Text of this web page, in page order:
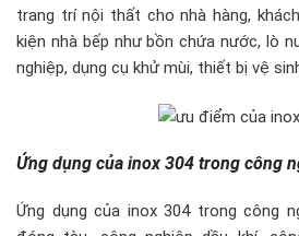
trang trí nội thất cho nhà hàng,
kiện nhà bếp như bồn chứa nước, lò
nghiệp, dụng cụ khử mùi, thiết bị vệ
Ứng dụng của inox 304 trong công
Ứng dụng của inox 304 trong công